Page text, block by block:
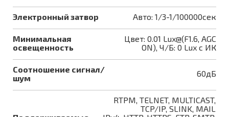
Электронный затвор Авто: 1/3-1/100000сек
Минимальная
освещенность
Цвет: 0.01 Lux@(F1.6, AGC
ON), Ч/Б: 0 Lux с ИК
Соотношение сигнал/
шум
60дБ
RTPM, TELNET, MULTICAST,
TCP/IP, SLINK, MAIL